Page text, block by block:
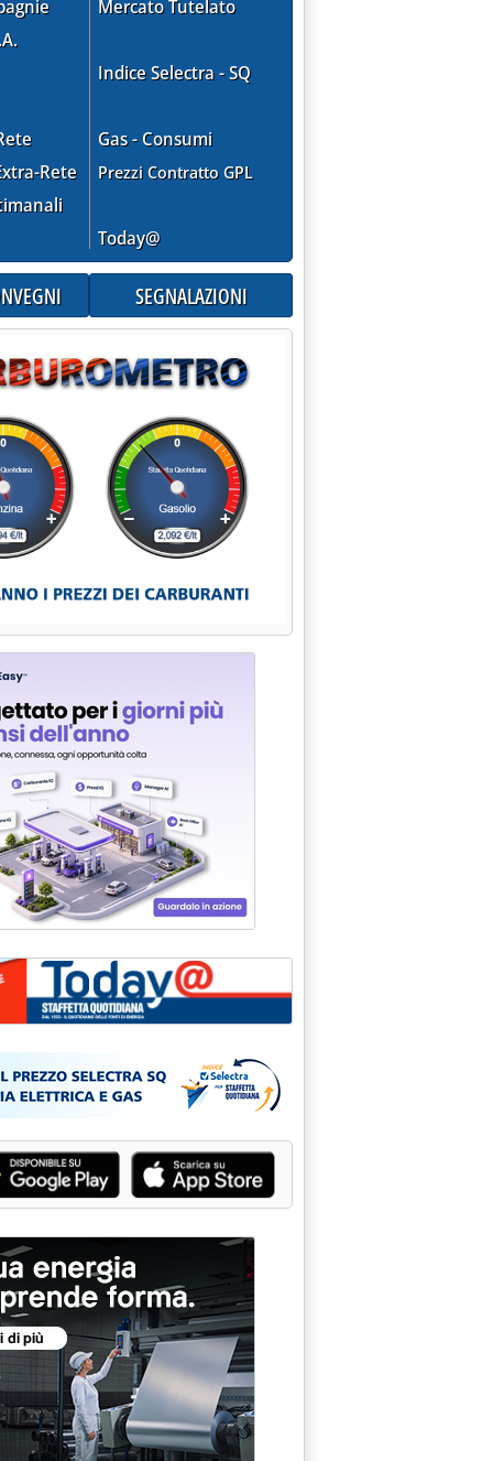
Rete
Mercato Tutelato
Indice Selectra - SQ
Gas - Consumi
Prezzi Contratto GPL
Today@
SEGNALAZIONI